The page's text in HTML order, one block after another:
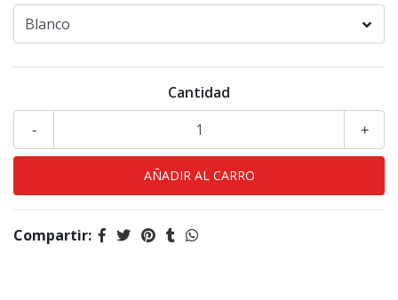
Cantidad
+
-
Compartir: